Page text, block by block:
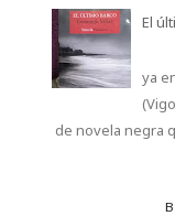
El
ya
de novela negra